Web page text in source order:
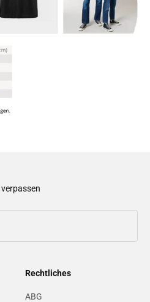
Rechtliches
ABG